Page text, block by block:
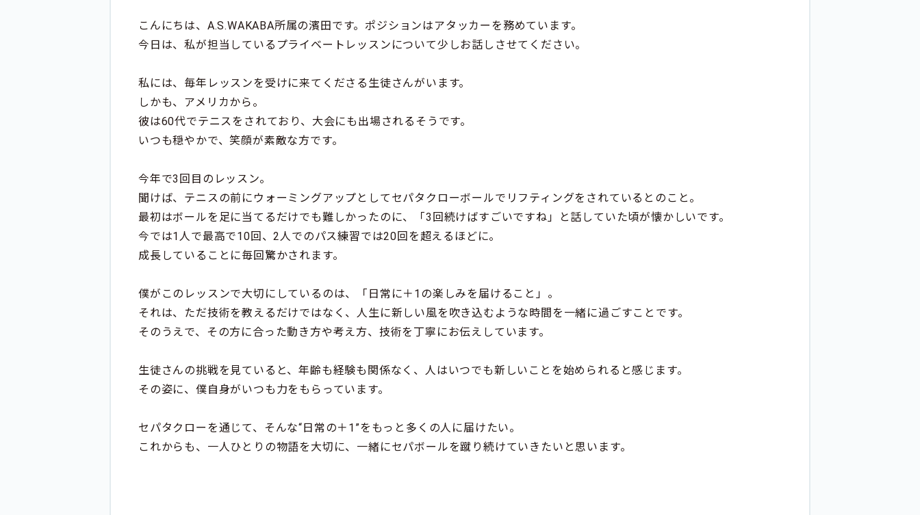
こんにちは、A.S.WAKABA所属の濱田です。ポジションはアタッカーを務めています。
今日は、私が担当しているプライベートレッスンについて少しお話しさせてください。
私には、毎年レッスンを受けに来てくださる生徒さんがいます。
しかも、アメリカから。
彼は60代でテニスをされており、大会にも出場されるそうです。
いつも穏やかで、笑顔が素敵な方です。
今年で3回目のレッスン。
聞けば、テニスの前にウォーミングアップとしてセパタクローボールでリフティングをされているとのこと。
最初はボールを足に当てるだけでも難しかったのに、「3回続けばすごいですね」と話していた頃が懐かしいです。
今では1人で最高で10回、2人でのパス練習では20回を超えるほどに。
成長していることに毎回驚かされます。
僕がこのレッスンで大切にしているのは、「日常に＋1の楽しみを届けること」。
それは、ただ技術を教えるだけではなく、人生に新しい風を吹き込むような時間を一緒に過ごすことです。
そのうえで、その方に合った動き方や考え方、技術を丁寧にお伝えしています。
生徒さんの挑戦を見ていると、年齢も経験も関係なく、人はいつでも新しいことを始められると感じます。
その姿に、僕自身がいつも力をもらっています。
セパタクローを通じて、そんな“日常の＋1”をもっと多くの人に届けたい。
これからも、一人ひとりの物語を大切に、一緒にセパボールを蹴り続けていきたいと思います。